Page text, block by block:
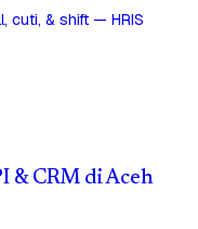
cuti, & shift — HRIS
& CRM di Aceh